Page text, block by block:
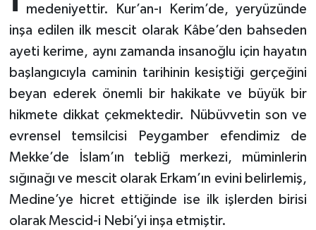
medeniyettir. Kur’an-ı Kerim’de, yeryüzünde
inşa edilen ilk mescit olarak Kâbe’den bahseden
ayeti kerime, aynı zamanda insanoğlu için hayatın
başlangıcıyla caminin tarihinin kesiştiği gerçeğini
beyan ederek önemli bir hakikate ve büyük bir
hikmete dikkat çekmektedir. Nübüvvetin son ve
evrensel temsilcisi Peygamber efendimiz de
Mekke’de İslam’ın tebliğ merkezi, müminlerin
sığınağı ve mescit olarak Erkam’ın evini belirlemiş,
Medine’ye hicret ettiğinde ise ilk işlerden birisi
olarak Mescid-i Nebi’yi inşa etmiştir.
Bayburt Müftülüğü
Bilecik Müftülüğü
Bingöl Müftülüğü
Bitlis Müftülüğü
Bolu Müftülüğü
Burdur Müftülüğü
Zekat
Eğitim
Kültür-Sanat
Sağlık
Makaleler
Ekonomi